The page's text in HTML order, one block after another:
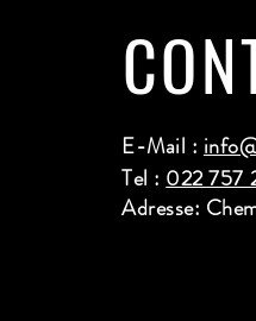
E-Mail :
Tel : 022 757
Adresse: